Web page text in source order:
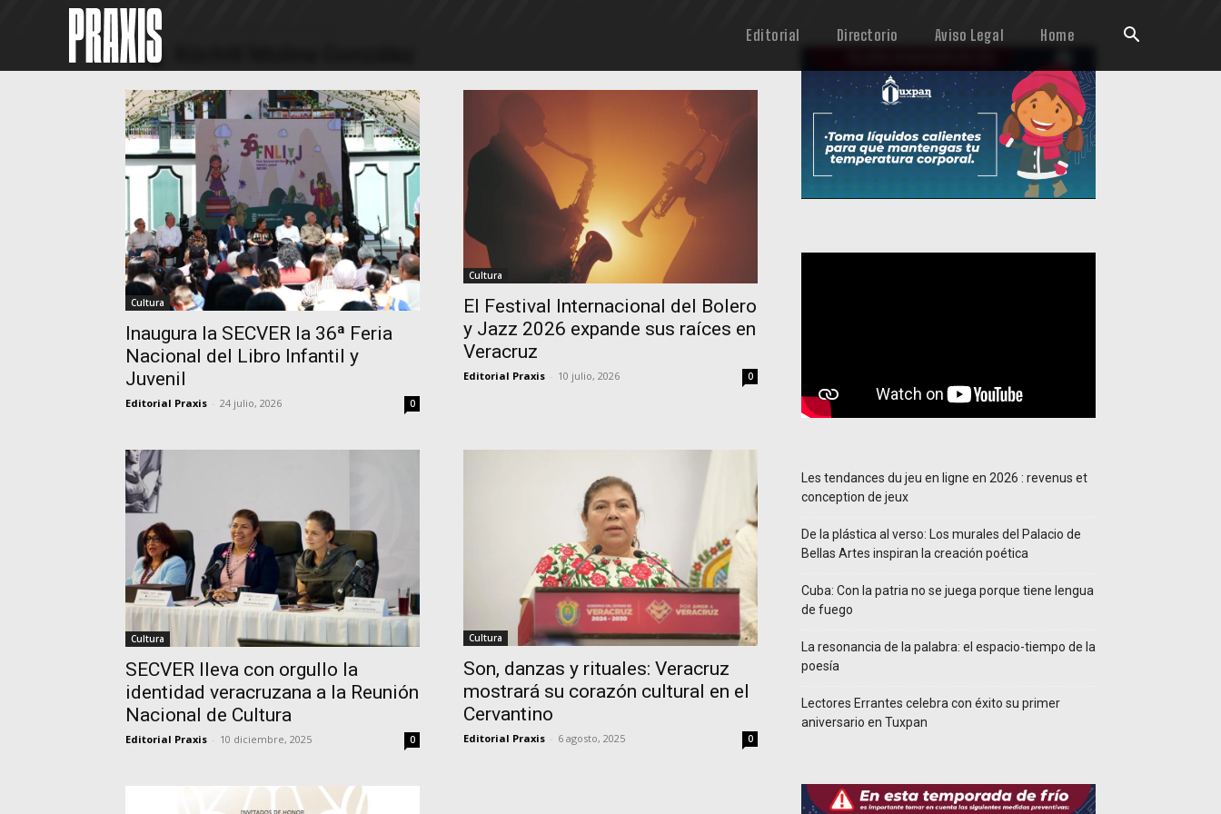
Editorial Directorio Aviso Legal Home
Home
Tag: Xóchitl Molina González
Cultura
Inaugura la SECVER la 36ª Feria
Nacional del Libro Infantil y
Juvenil
Editorial Praxis 24 julio, 2026 0
Cultura
El Festival Internacional del Bolero
y Jazz 2026 expande sus raíces en
Veracruz
Editorial Praxis 10 julio, 2026 0
Cultura
SECVER lleva con orgullo la
identidad veracruzana a la Reunión
Nacional de Cultura
Editorial Praxis 10 diciembre, 2025 0
Cultura
Son, danzas y rituales: Veracruz
mostrará su corazón cultural en el
Cervantino
Editorial Praxis 6 agosto, 2025 0
Les tendances du jeu en ligne en 2026 : revenus et
conception de jeux
De la plástica al verso: Los murales del Palacio de
Bellas Artes inspiran la creación poética
Cuba: Con la patria no se juega porque tiene lengua
de fuego
La resonancia de la palabra: el espacio-tiempo de la
poesía
Lectores Errantes celebra con éxito su primer
aniversario en Tuxpan